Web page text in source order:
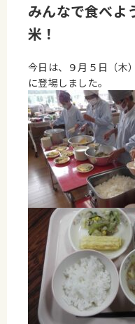
みんなで食べよ
米！
今日は、９月５日（木
に登場しました。